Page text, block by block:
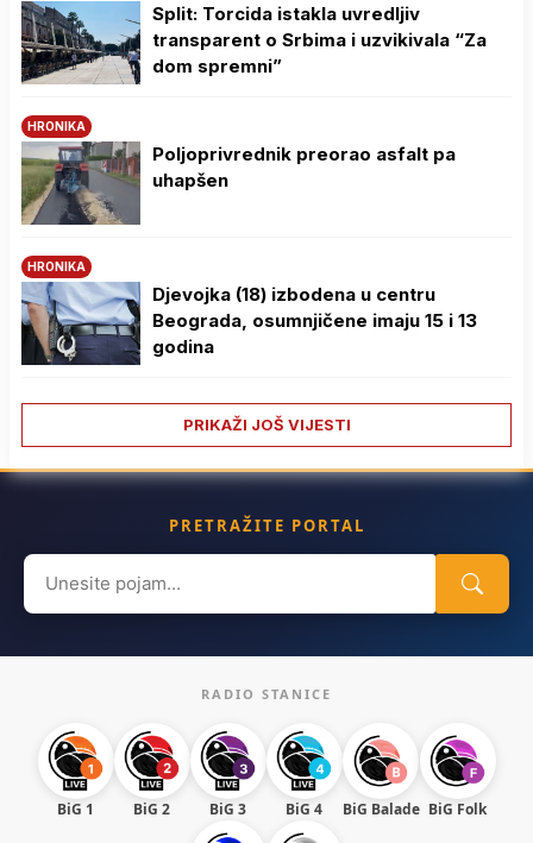
Split: Torcida istakla uvredljiv
transparent o Srbima i uzvikivala “Za
dom spremni”
HRONIKA
Poljoprivrednik preorao asfalt pa
uhapšen
HRONIKA
Djevojka (18) izbodena u centru
Beograda, osumnjičene imaju 15 i 13
godina
PRIKAŽI JOŠ VIJESTI
PRETRAŽITE PORTAL
Search
for:
RADIO STANICE
BiG 1 BiG 2 BiG 3 BiG 4 BiG Balade BiG Folk